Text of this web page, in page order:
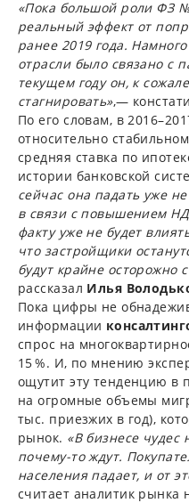
«Пока большой роли ФЗ
реальный эффект от
ранее 2019 года.
отрасли было связано с
текущем году он, к
стагнировать»,—
По его словам, в
относительно
средняя ставка по
истории банковской
сейчас она падать уже
в связи с повышением
факту уже не будет
что застройщики
будут крайне осторожно
рассказал Илья
Пока цифры не
информации
спрос на
15 %. И, по мнению
ощутит эту тенденцию в
на огромные объемы
тыс. приезжих в год),
рынок. «В бизнесе чудес
почему-то ждут.
населения падает, и от
считает аналитик рынка